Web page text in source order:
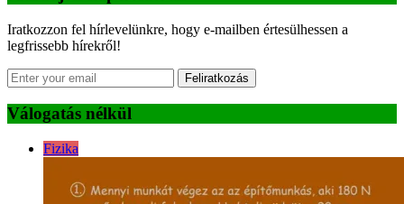
Iratkozzon fel hírlevelünkre, hogy e-mailben értesülhessen a
legfrissebb hírekről!
Feliratkozás
Válogatás nélkül
Fizika